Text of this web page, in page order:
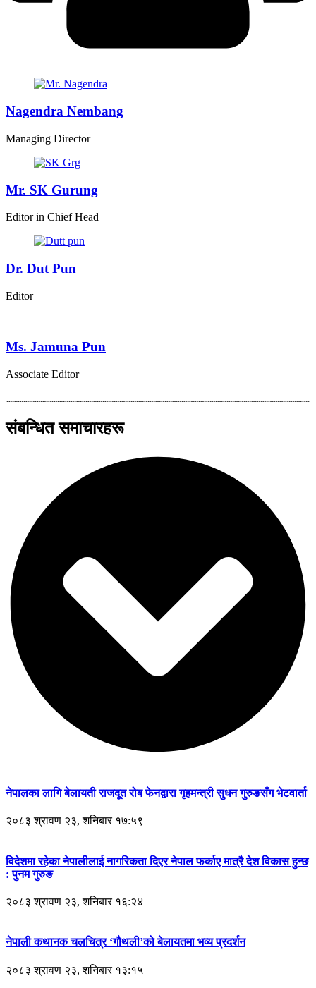
Nagendra Nembang
Managing Director
Mr. SK Gurung
Editor in Chief Head
Dr. Dut Pun
Editor
Ms. Jamuna Pun
Associate Editor
संबन्धित समाचारहरू
नेपालका लागि बेलायती राजदूत रोब फेनद्वारा गृहमन्त्री सुधन गुरुङसँग भेटवार्ता
२०८३ श्रावण २३, शनिबार १७:५९
विदेशमा रहेका नेपालीलाई नागरिकता दिएर नेपाल फर्काए मात्रै देश विकास हुन्छ
: पुनम गुरुङ
२०८३ श्रावण २३, शनिबार १६:२४
नेपाली कथानक चलचित्र ‘गौथली’को बेलायतमा भव्य प्रदर्शन
२०८३ श्रावण २३, शनिबार १३:१५